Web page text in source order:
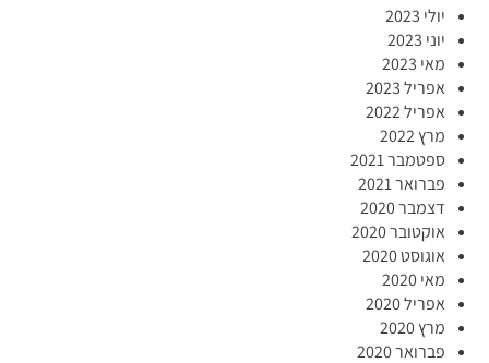
יולי 2023
יוני 2023
מאי 2023
אפריל 2023
אפריל 2022
מרץ 2022
ספטמבר 2021
פברואר 2021
דצמבר 2020
אוקטובר 2020
אוגוסט 2020
מאי 2020
אפריל 2020
מרץ 2020
פברואר 2020